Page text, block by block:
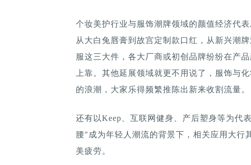
个妆美护行业与服饰潮牌领域的颜值经济代
从大白兔唇膏到故宫定制款口红，从新兴潮
服这三大件，各大厂商或初创品牌纷纷在产
上靠。其他延展领域就更不用说了，服饰与
的浪潮，大家乐得频繁推陈出新来收割流量。
还有以Keep、互联网健身、产后塑身等为代
腰"成为年轻人潮流的背景下，相关应用大行
美疲劳。